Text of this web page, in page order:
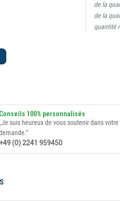
de la
de la
quantité
Conseils 100% personnalisés
„Je suis heureux de vous soutenir dans votre
+49 (0) 2241 959450